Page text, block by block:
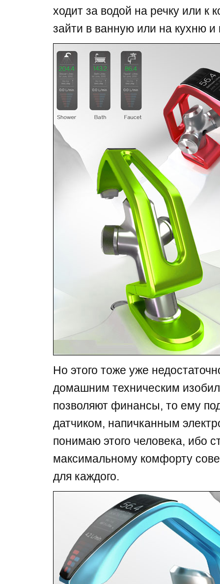
ходит за водой на речку или к
зайти в ванную или на кухню и
Но этого тоже уже
домашним техническим
позволяют финансы, то ему
датчиком, напичканным
понимаю этого человека, ибо
максимальному комфорту
для каждого.